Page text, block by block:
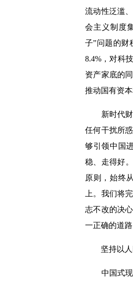
流动性泛滥
会主义制度
子”问题的财
8.4%，对科
资产家底的
推动国有资
新时代财
任何干扰所
够引领中国
稳、走得好
原则，始终
上。我们将
志不改的决
一正确的道路
坚持以人民
中国式现代